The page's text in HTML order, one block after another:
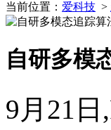
当前位置： 爱科技 >
自研多模
9月21